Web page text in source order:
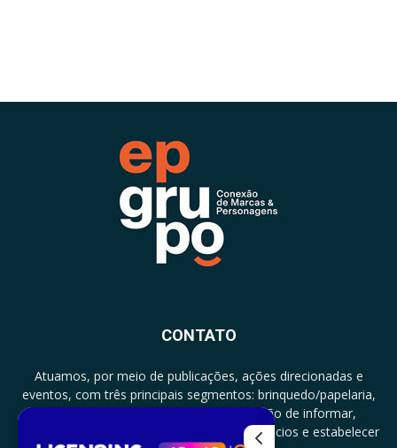
CONTATO
Atuamos, por meio de publicações, ações direcionadas e
eventos, com três principais segmentos: brinquedo/papelaria,
licenciamento e zero a três com a missão de informar,
documentar, proporcionar encontro de negócios e estabelecer